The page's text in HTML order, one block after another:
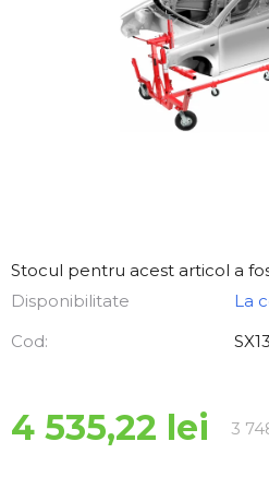
Stocul pentru acest articol a
Disponibilitate
La
Cod:
4 535,22 lei 3